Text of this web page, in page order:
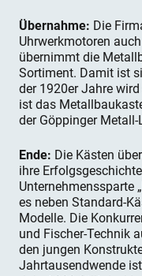
Übernahme: Die
Uhrwerkmotoren
übernimmt die
Sortiment. Damit ist
der 1920er Jahre
ist das
der Göppinger
Ende: Die Kästen
ihre
Unternehmenssparte
es neben Standard-
Modelle. Die
und Fischer-Technik
den jungen
Jahrtausendwende